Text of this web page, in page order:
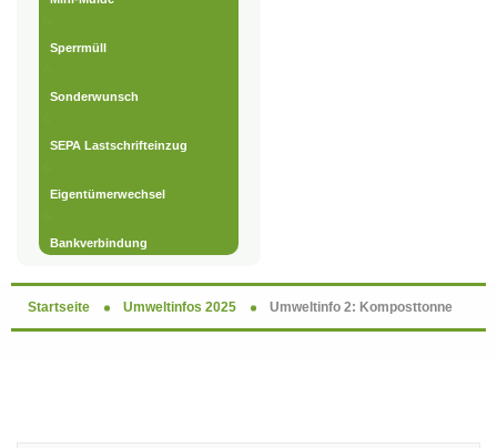
Sperrmüll
Sonderwunsch
SEPA Lastschrifteinzug
Eigentümerwechsel
Bankverbindung
Startseite Umweltinfos 2025 Umweltinfo 2: Komposttonne